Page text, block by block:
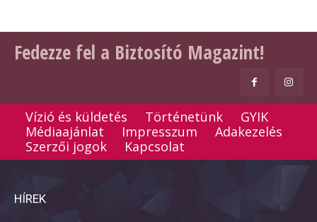
Fedezze fel a Biztosító Magazint!
Vízió és küldetés Történetünk
GYIK
Médiaajánlat
Impresszum
Adakezelés
Szerzői jogok
Kapcsolat
HÍREK